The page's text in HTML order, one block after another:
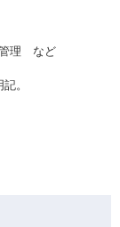
管理 など
。